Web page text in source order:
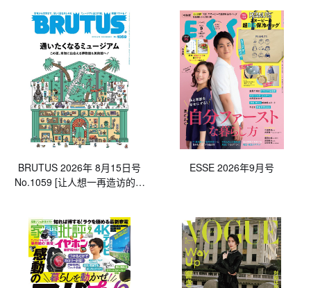
BRUTUS 2026年 8月15日号
No.1059 [让人想一再造访的博
ESSE 2026年9月号